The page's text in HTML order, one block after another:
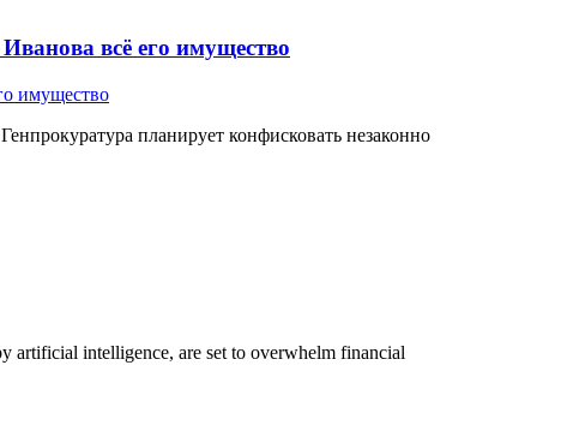
всё его имущество
планирует конфисковать незаконно
artificial intelligence, are set to overwhelm financial